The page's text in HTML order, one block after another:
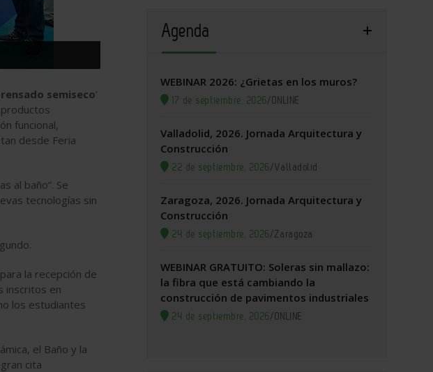
semiseco’
funcional,
desde Feria
al baño”. Se
tecnologías sin
la recepción de
inscritos en
los estudiantes
el Baño y la
cita
Agenda
WEBINAR 2026: ¿Grietas en los muros?
17 de septiembre, 2026/ONLINE
Valladolid, 2026. Jornada Arquitectura y
Construcción
22 de septiembre, 2026/Valladolid
Zaragoza, 2026. Jornada Arquitectura y
Construcción
24 de septiembre, 2026/Zaragoza
WEBINAR GRATUITO: Soleras sin mallazo:
la fibra que está cambiando la
construcción de pavimentos industriales
24 de septiembre, 2026/ONLINE